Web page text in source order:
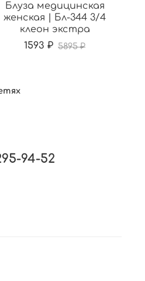
Блуза медицинская
женская | Бл-344 3/4
клеон экстра
1593 ₽ 5895 ₽
94-52